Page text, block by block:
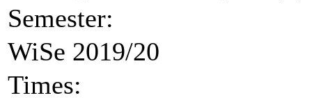
Semester:
WiSe 2019/20
Times: